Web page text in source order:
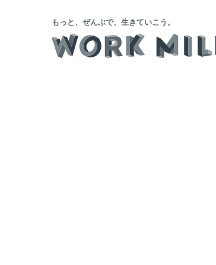
もっと、ぜんぶで、生きていこう。